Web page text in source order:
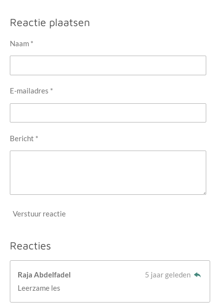
Reactie plaatsen
Naam *
E-mailadres *
Bericht *
Verstuur reactie
Reacties
Raja Abdelfadel
5 jaar geleden
Leerzame les